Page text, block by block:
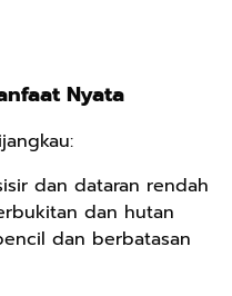
Nyata
dan dataran rendah
dan hutan
dan berbatasan